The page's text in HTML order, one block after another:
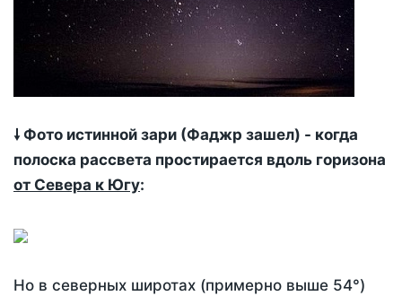
🠗 Фото истинной зари (Фаджр зашел) - когда
полоска рассвета простирается вдоль горизона
от Севера к Югу:
Но в северных широтах (примерно выше 54°)